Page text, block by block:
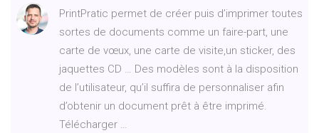
PrintPratic permet de créer puis d’imprimer toutes
sortes de documents comme un faire-part, une
carte de vœux, une carte de visite,un sticker, des
jaquettes CD … Des modèles sont à la disposition
de l’utilisateur, qu’il suffira de personnaliser afin
d’obtenir un document prêt à être imprimé.
Télécharger …